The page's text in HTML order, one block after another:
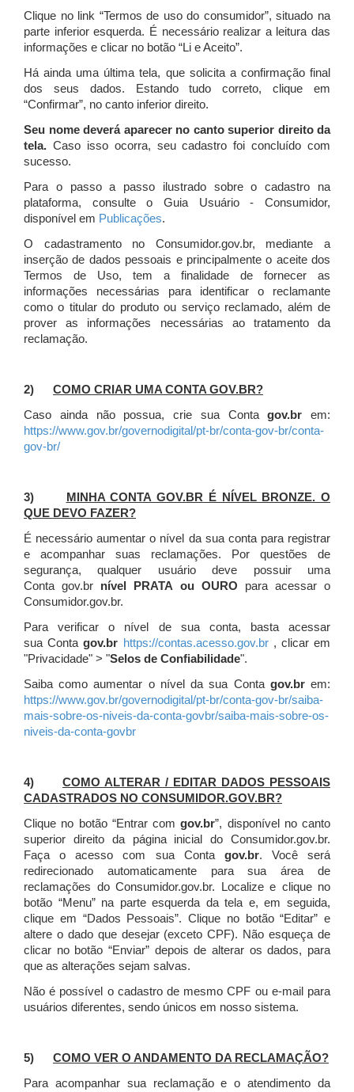
Clique no link “Termos de uso do consumidor”, situado na
parte inferior esquerda. É necessário realizar a leitura das
informações e clicar no botão “Li e Aceito”.
Há ainda uma última tela, que solicita a confirmação final
dos seus dados. Estando tudo correto, clique em
“Confirmar”, no canto inferior direito.
Seu nome deverá aparecer no canto superior direito da
tela. Caso isso ocorra, seu cadastro foi concluído com
sucesso.
Para o passo a passo ilustrado sobre o cadastro na
plataforma, consulte o Guia Usuário - Consumidor,
disponível em Publicações.
O cadastramento no Consumidor.gov.br, mediante a
inserção de dados pessoais e principalmente o aceite dos
Termos de Uso, tem a finalidade de fornecer as
informações necessárias para identificar o reclamante
como o titular do produto ou serviço reclamado, além de
prover as informações necessárias ao tratamento da
reclamação.
2) COMO CRIAR UMA CONTA GOV.BR?
Caso ainda não possua, crie sua Contagov.br em:
https://www.gov.br/governodigital/pt-br/conta-gov-br/conta-
gov-br/
3)
MINHA CONTA GOV.BR É NÍVEL BRONZE. O
QUE DEVO FAZER?
É necessário aumentar o nível da sua conta para registrar
e acompanhar suas reclamações. Por questões de
segurança, qualquer usuário deve possuir uma
Conta gov.br nível PRATA ou OURO para acessar o
Consumidor.gov.br.
Para verificar o nível de sua conta, basta acessar
sua Contagov.br https://contas.acesso.gov.br, clicar em
"Privacidade" > "Selos de Confiabilidade".
Saiba como aumentar o nível da sua Conta gov.brem:
https://www.gov.br/governodigital/pt-br/conta-gov-br/saiba-
mais-sobre-os-niveis-da-conta-govbr/saiba-mais-sobre-os-
niveis-da-conta-govbr
4) COMO ALTERAR / EDITAR DADOS PESSOAIS
CADASTRADOS NO CONSUMIDOR.GOV.BR?
Clique no botão “Entrar comgov.br”, disponível no canto
superior direito da página inicial do Consumidor.gov.br.
Faça o acesso com sua Conta gov.br. Você será
redirecionado automaticamente para sua área de
reclamações do Consumidor.gov.br.
Localize e clique no
botão “Menu” na parte esquerda da tela e, em seguida,
clique em “Dados Pessoais”. Clique no botão “Editar” e
altere o dado que desejar (exceto CPF). Não esqueça de
clicar no botão “Enviar” depois de alterar os dados, para
que as alterações sejam salvas.
Não é possível o cadastro de mesmo CPF ou e-mail para
usuários diferentes, sendo únicos em nosso sistema.
5) COMO VER O ANDAMENTO DA RECLAMAÇÃO?
Para acompanhar sua reclamação e o atendimento da